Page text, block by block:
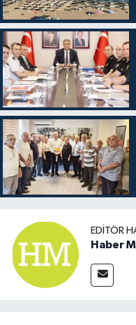
EDITÖR
Haber